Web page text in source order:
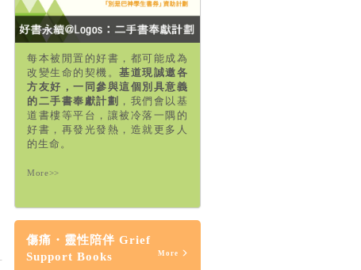
每本被閒置的好書，都可能成為
改變生命的契機。基道現誠邀各
方友好，一同參與這個別具意義
的二手書奉獻計劃 ，我們會以基
道書樓等平台，讓被冷落一隅的
好書，再發光發熱，造就更多人
的生命。
More>>
傷痛・靈性陪伴 Grief
Support Books
More